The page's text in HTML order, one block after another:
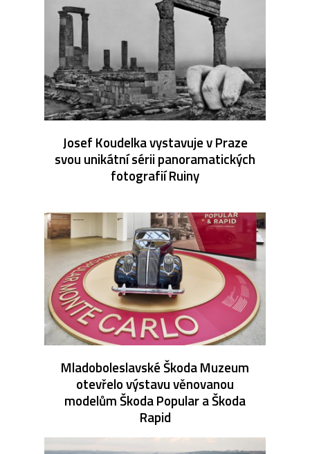
Josef Koudelka vystavuje v Praze
svou unikátní sérii panoramatických
fotografií Ruiny
Mladoboleslavské Škoda Muzeum
otevřelo výstavu věnovanou
modelům Škoda Popular a Škoda
Rapid